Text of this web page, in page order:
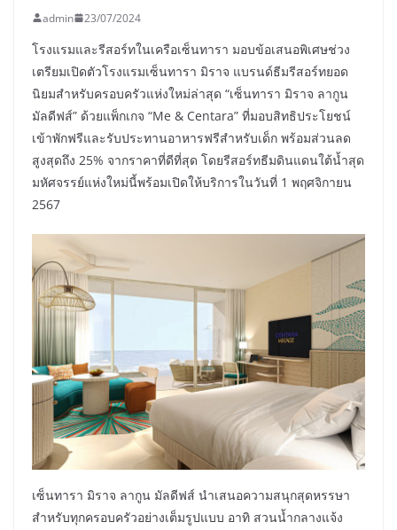
admin 23/07/2024
โรงแรมและรีสอร์ทในเครือเซ็นทารา มอบข้อเสนอพิเศษช่วง
เตรียมเปิดตัวโรงแรมเซ็นทารา มิราจ แบรนด์ธีมรีสอร์ทยอด
นิยมสำหรับครอบครัวแห่งใหม่ล่าสุด “เซ็นทารา มิราจ ลากูน
มัลดีฟส์” ด้วยแพ็กเกจ “Me & Centara” ที่มอบสิทธิประโยชน์
เข้าพักฟรีและรับประทานอาหารฟรีสำหรับเด็ก พร้อมส่วนลด
สูงสุดถึง 25% จากราคาที่ดีที่สุด โดยรีสอร์ทธีมดินแดนใต้น้ำสุด
มหัศจรรย์แห่งใหม่นี้พร้อมเปิดให้บริการในวันที่ 1 พฤศจิกายน
2567
เซ็นทารา มิราจ ลากูน มัลดีฟส์ นำเสนอความสนุกสุดหรรษา
สำหรับทุกครอบครัวอย่างเต็มรูปแบบ อาทิ สวนน้ำกลางแจ้ง